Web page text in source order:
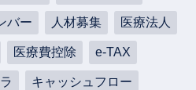
バー 人材募集 医療法人
医療費控除 e-TAX
キャッシュフロー